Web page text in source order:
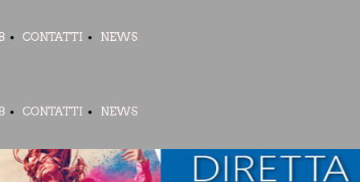
CONTATTI NEWS
CONTATTI NEWS